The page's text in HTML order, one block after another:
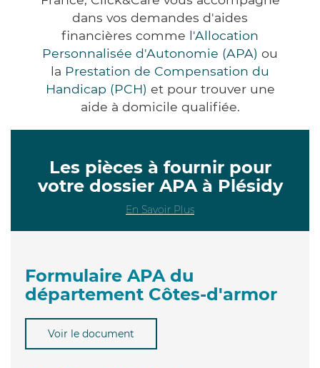
dans vos demandes d'aides
financières comme l'Allocation
Personnalisée d'Autonomie (APA) ou
la Prestation de Compensation du
Handicap (PCH) et pour trouver une
aide à domicile qualifiée.
Les pièces à fournir pour
votre dossier APA à Plésidy
En Savoir Plus
Formulaire APA du
département Côtes-d'armor
Voir le document